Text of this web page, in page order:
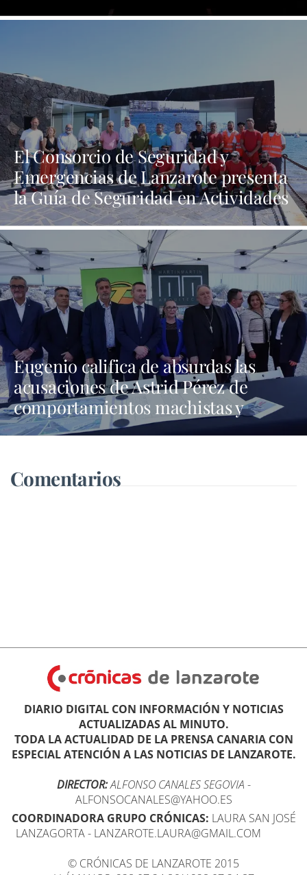
El Consorcio de Seguridad y
Emergencias de Lanzarote presenta
la Guía de Seguridad en Actividades
Náuticas
Eugenio califica de absurdas las
acusaciones de Astrid Pérez de
comportamientos machistas y
asegura que busca una presencia en
Comentarios
DIARIO DIGITAL CON INFORMACIÓN Y NOTICIAS
ACTUALIZADAS AL MINUTO.
TODA LA ACTUALIDAD DE LA PRENSA CANARIA CON
ESPECIAL ATENCIÓN A LAS NOTICIAS DE LANZAROTE.
DIRECTOR:ALFONSO CANALES SEGOVIA -
ALFONSOCANALES@YAHOO.ES
COORDINADORA GRUPO CRÓNICAS: LAURA SAN JOSÉ
LANZAGORTA - LANZAROTE.LAURA@GMAIL.COM
© CRÓNICAS DE LANZAROTE 2015